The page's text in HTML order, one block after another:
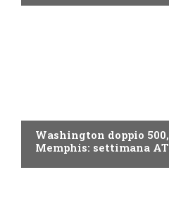
Washington doppio 500,
Memphis: settimana